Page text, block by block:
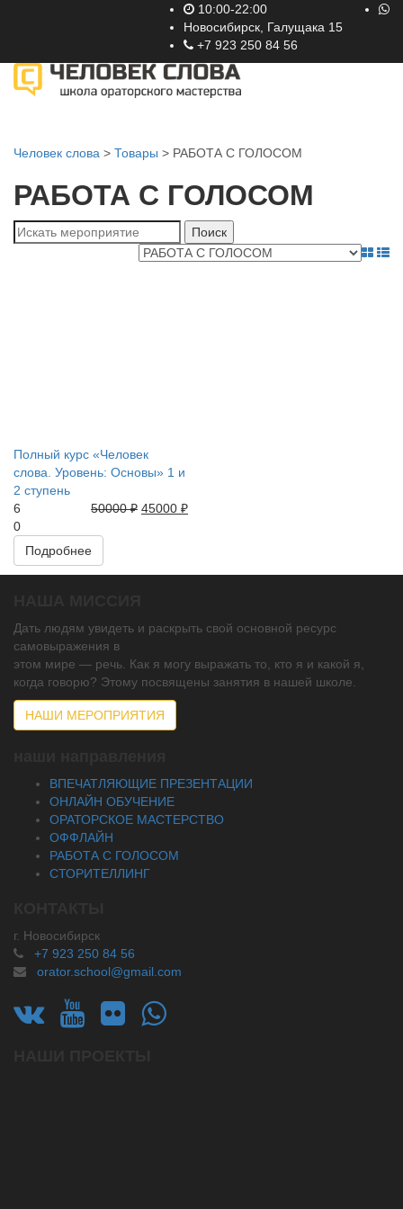
10:00-22:00
Новосибирск, Галущака 15
+7 923 250 84 56
Человек слова > Товары > РАБОТА С ГОЛОСОМ
РАБОТА С ГОЛОСОМ
Поиск
для:
Полный курс «Человек
слова. Уровень: Основы» 1 и
2 ступень
6
0
50000₽ 45000 ₽
Подробнее
Дать людям увидеть и раскрыть свой основной ресурс
самовыражения в
этом мире — речь. Как я могу выражать то, кто я и какой я,
когда говорю? Этому посвящены занятия в нашей школе.
НАШИ МЕРОПРИЯТИЯ
ВПЕЧАТЛЯЮЩИЕ ПРЕЗЕНТАЦИИ
ОНЛАЙН ОБУЧЕНИЕ
ОРАТОРСКОЕ МАСТЕРСТВО
ОФФЛАЙН
РАБОТА С ГОЛОСОМ
СТОРИТЕЛЛИНГ
г. Новосибирск
+7 923 250 84 56
orator.school@gmail.com